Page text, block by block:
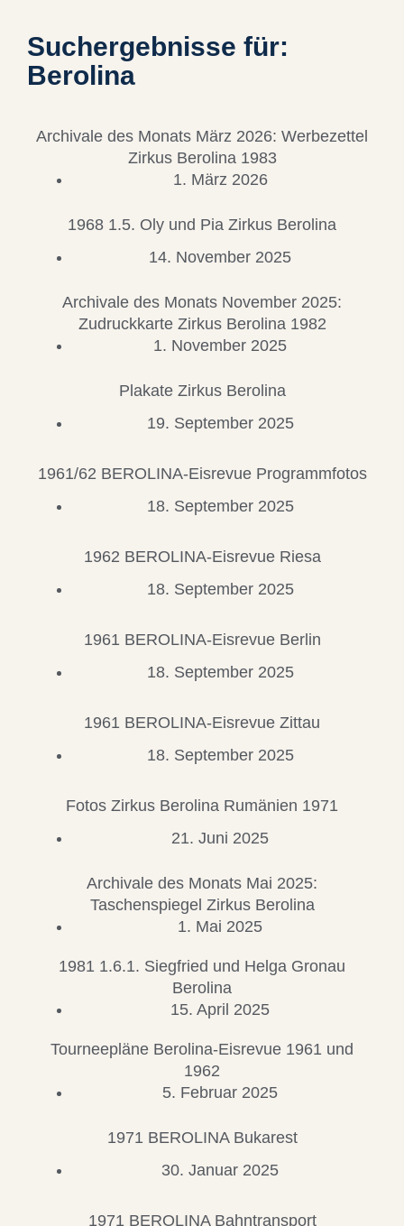
Suchergebnisse für:
Berolina
Archivale des Monats März 2026: Werbezettel
Zirkus Berolina 1983
1. März 2026
1968 1.5. Oly und Pia Zirkus Berolina
14. November 2025
Archivale des Monats November 2025:
Zudruckkarte Zirkus Berolina 1982
1. November 2025
Plakate Zirkus Berolina
19. September 2025
1961/62 BEROLINA-Eisrevue Programmfotos
18. September 2025
1962 BEROLINA-Eisrevue Riesa
18. September 2025
1961 BEROLINA-Eisrevue Berlin
18. September 2025
1961 BEROLINA-Eisrevue Zittau
18. September 2025
Fotos Zirkus Berolina Rumänien 1971
21. Juni 2025
Archivale des Monats Mai 2025:
Taschenspiegel Zirkus Berolina
1. Mai 2025
1981 1.6.1. Siegfried und Helga Gronau
Berolina
15. April 2025
Tourneepläne Berolina-Eisrevue 1961 und
1962
5. Februar 2025
1971 BEROLINA Bukarest
30. Januar 2025
1971 BEROLINA Bahntransport